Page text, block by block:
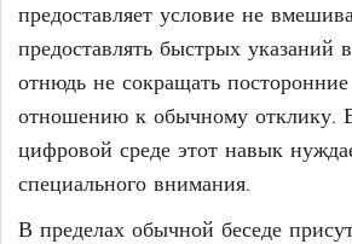
предоставляет условие не
предоставлять быстрых указаний
отнюдь не сокращать
отношению к обычному отклику.
цифровой среде этот навык
специального внимания.
В пределах обычной беседе